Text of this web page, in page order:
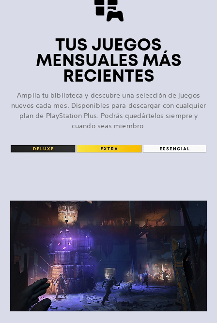
TUS JUEGOS
MENSUALES MÁS
RECIENTES
Amplía tu biblioteca y descubre una selección de juegos
nuevos cada mes. Disponibles para descargar con cualquier
plan de PlayStation Plus. Podrás quedártelos siempre y
cuando seas miembro.